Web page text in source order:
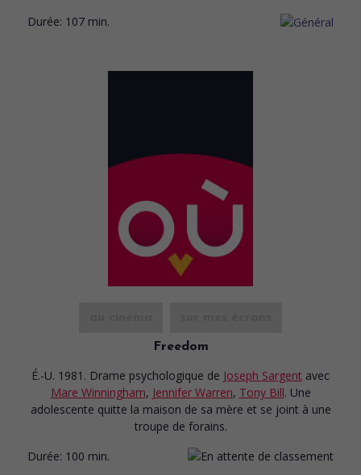
Durée: 107 min.
Freedom
É.-U. 1981. Drame psychologique de Joseph Sargent avec
Mare Winningham, Jennifer Warren, Tony Bill. Une
adolescente quitte la maison de sa mère et se joint à une
troupe de forains.
Durée: 100 min.